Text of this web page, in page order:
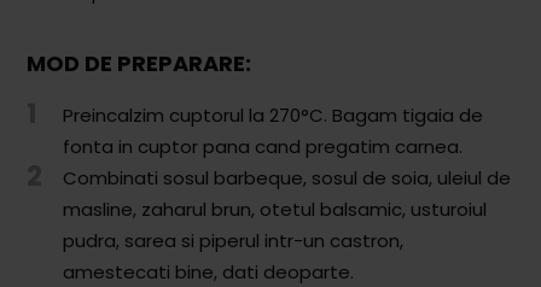
Salate
Sandwichuri și Wraps
Supe și Ciorbe
Rețete Video
Comunitatea
iCooking
MOD DE PREPARARE:
Preincalzim cuptorul la 270°C. Bagam tigaia de
fonta in cuptor pana cand pregatim carnea.
Combinati sosul barbeque, sosul de soia, uleiul de
masline, zaharul brun, otetul balsamic, usturoiul
pudra, sarea si piperul intr-un castron,
amestecati bine, dati deoparte.